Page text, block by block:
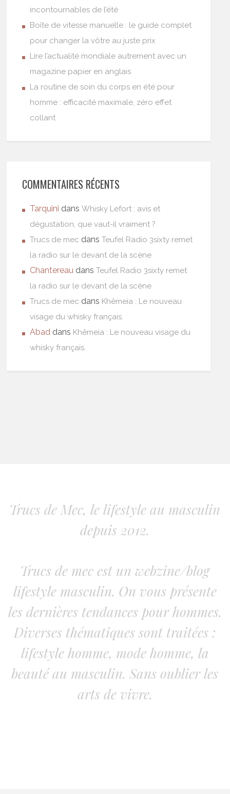
incontournables de l’été
Boîte de vitesse manuelle : le guide complet
pour changer la vôtre au juste prix
Lire l’actualité mondiale autrement avec un
magazine papier en anglais
La routine de soin du corps en été pour
homme : efficacité maximale, zéro effet
collant
COMMENTAIRES RÉCENTS
Tarquini dansWhisky Lefort : avis et
dégustation, que vaut-il vraiment ?
Trucs de mec dansTeufel Radio 3sixty remet
la radio sur le devant de la scène
Chantereau dansTeufel Radio 3sixty remet
la radio sur le devant de la scène
Trucs de mec dans Khêmeia : Le nouveau
visage du whisky français.
Abad dans Khêmeia : Le nouveau visage du
whisky français.
Trucs de Mec, le lifestyle au masculin
depuis 2012.
Trucs de mec est un webzine/blog
lifestyle masculin. On vous présente
les dernières tendances pour hommes.
Diverses thématiques sont traitées :
lifestyle homme, mode homme, la
beauté au masculin. Sans oublier les
arts de vivre.